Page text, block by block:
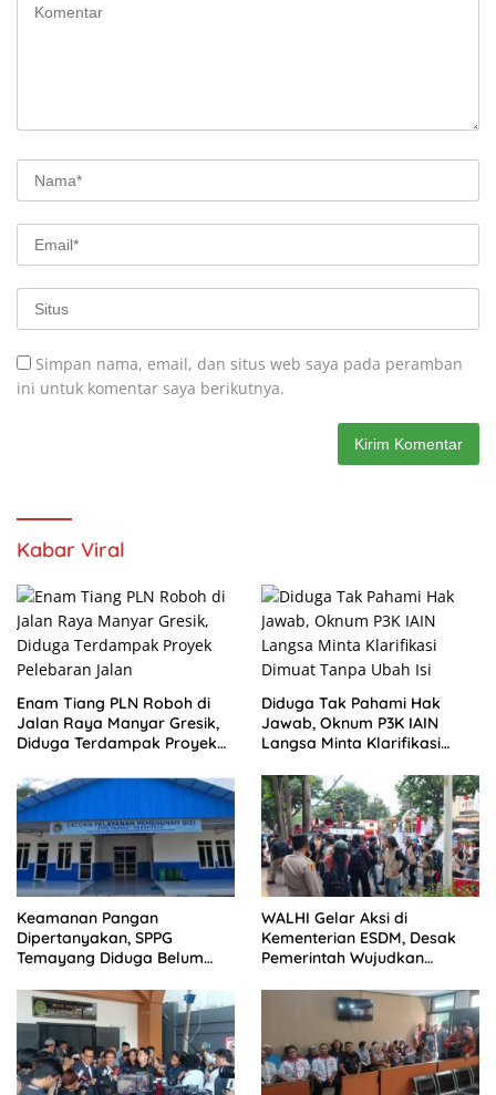
Simpan nama, email, dan situs web saya pada peramban
ini untuk komentar saya berikutnya.
Kabar Viral
Enam Tiang PLN Roboh di
Jalan Raya Manyar Gresik,
Diduga Terdampak Proyek
Diduga Tak Pahami Hak
Jawab, Oknum P3K IAIN
Langsa Minta Klarifikasi
Keamanan Pangan
Dipertanyakan, SPPG
Temayang Diduga Belum
WALHI Gelar Aksi di
Kementerian ESDM, Desak
Pemerintah Wujudkan